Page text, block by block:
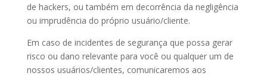
de hackers, ou também em decorrência da negligência
ou imprudência do próprio usuário/cliente.
Em caso de incidentes de segurança que possa gerar
risco ou dano relevante para você ou qualquer um de
nossos usuários/clientes, comunicaremos aos